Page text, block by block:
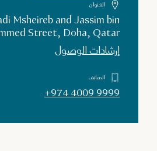
العنوان
Msheireb and Jassim bin
Street, Doha, Qatar
إرشادات الوصول
الهاتف
+974 4009 9999